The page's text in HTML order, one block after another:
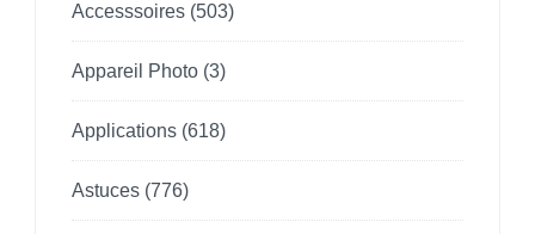
Accesssoires (503)
Appareil Photo (3)
Applications (618)
Astuces (776)